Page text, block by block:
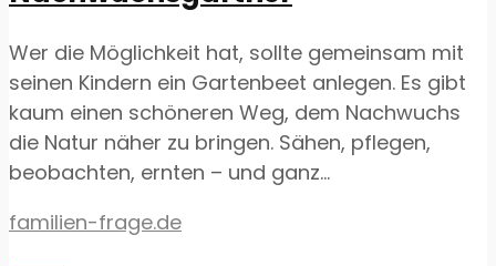
Wer die Möglichkeit hat, sollte gemeinsam mit
seinen Kindern ein Gartenbeet anlegen. Es gibt
kaum einen schöneren Weg, dem Nachwuchs
die Natur näher zu bringen. Sähen, pflegen,
beobachten, ernten – und ganz...
familien-frage.de